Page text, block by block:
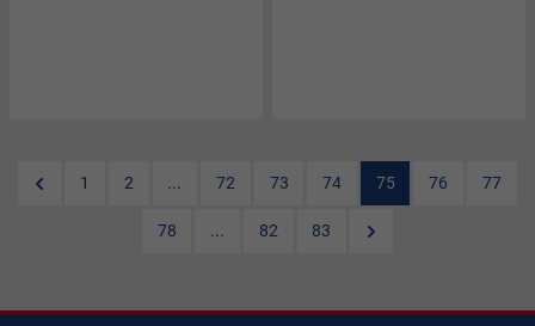
1 2 ... 72 73 74 75 76 77
78 ... 82 83